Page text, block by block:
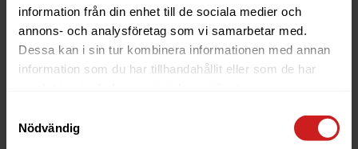
information från din enhet till de sociala medier och
annons- och analysföretag som vi samarbetar med.
Dessa kan i sin tur kombinera informationen med annan
information som du har tillhandahållit eller som de har
Nödvändig
The website you were trying to
reach has been suspended
If you are the owner of this website or domain please
read